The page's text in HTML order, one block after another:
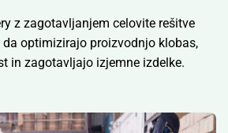
z zagotavljanjem celovite rešitve
optimizirajo proizvodnjo klobas,
in zagotavljajo izjemne izdelke.